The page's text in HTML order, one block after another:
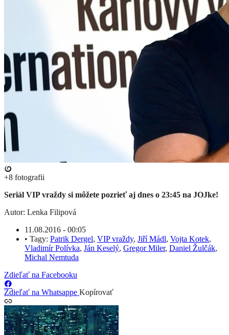
+8 fotografii
Seriál VIP vraždy si môžete pozrieť aj dnes o 23:45 na JOJke!
Autor: Lenka Filipová
11.08.2016 - 00:05
• Tagy: Patrik Dergel, VIP vraždy, Jiří Mádl, Vojta Kotek,
Vladimír Polívka, Ján Keselý, Gregor Miler, Daniel Žulčák,
Michal Nemtuda
Zdieľať na Facebooku
Zdieľať na Whatsappe Kopírovať